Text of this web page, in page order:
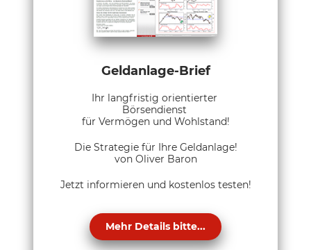
Geldanlage-Brief
Ihr langfristig orientierter
Börsendienst
für Vermögen und Wohlstand!
Die Strategie für Ihre Geldanlage!
von Oliver Baron
Jetzt informieren und kostenlos testen!
Mehr Details bitte...